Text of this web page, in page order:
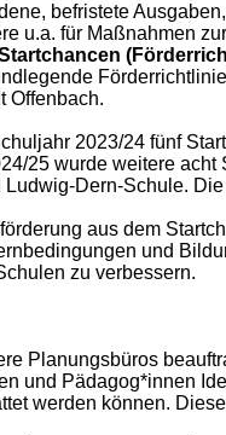
befristete
u.a. für Maßnahmen
Offenbach.
2023/24 fünf
25 wurde weitere
Dern-Schule.
aus dem
und
zu verbessern.
Planungsbüros
und Pädagog*innen
werden können.